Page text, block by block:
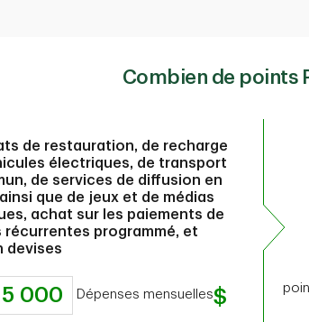
Combien de points
de restauration, de recharge
électriques, de transport
de services de diffusion en
que de jeux et de médias
achat sur les paiements de
programmé, et
devises
Dépenses mensuelles